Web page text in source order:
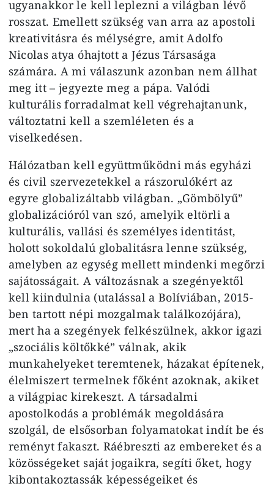
ugyanakkor le kell leplezni a világban lévő
rosszat. Emellett szükség van arra az apostoli
kreativitásra és mélységre, amit Adolfo
Nicolas atya óhajtott a Jézus Társasága
számára. A mi válaszunk azonban nem állhat
meg itt – jegyezte meg a pápa. Valódi
kulturális forradalmat kell végrehajtanunk,
változtatni kell a szemléleten és a
viselkedésen.
Hálózatban kell együttműködni más egyházi
és civil szervezetekkel a rászorulókért az
egyre globalizáltabb világban. „Gömbölyű”
globalizációról van szó, amelyik eltörli a
kulturális, vallási és személyes identitást,
holott sokoldalú globalitásra lenne szükség,
amelyben az egység mellett mindenki megőrzi
sajátosságait. A változásnak a szegényektől
kell kiindulnia (utalással a Bolíviában, 2015-
ben tartott népi mozgalmak találkozójára),
mert ha a szegények felkészülnek, akkor igazi
„szociális költőkké” válnak, akik
munkahelyeket teremtenek, házakat építenek,
élelmiszert termelnek főként azoknak, akiket
a világpiac kirekeszt. A társadalmi
apostolkodás a problémák megoldására
szolgál, de elsősorban folyamatokat indít be és
reményt fakaszt. Ráébreszti az embereket és a
közösségeket saját jogaikra, segíti őket, hogy
kibontakoztassák képességeiket és